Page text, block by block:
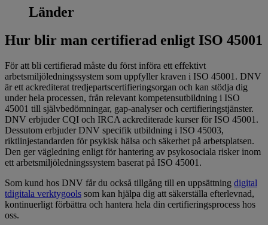
Länder
Hur blir man certifierad enligt ISO 45001
För att bli certifierad måste du först införa ett effektivt
arbetsmiljöledningssystem som uppfyller kraven i ISO 45001. DNV
är ett ackrediterat tredjepartscertifieringsorgan och kan stödja dig
under hela processen, från relevant kompetensutbildning i ISO
45001 till självbedömningar, gap-analyser och certifieringstjänster.
DNV erbjuder CQI och IRCA ackrediterade kurser för ISO 45001.
Dessutom erbjuder DNV specifik utbildning i ISO 45003,
riktlinjestandarden för psykisk hälsa och säkerhet på arbetsplatsen.
Den ger vägledning enligt för hantering av psykosociala risker inom
ett arbetsmiljöledningssystem baserat på ISO 45001.
Som kund hos DNV får du också tillgång till en uppsättning digital
tdigitala verktygools som kan hjälpa dig att säkerställa efterlevnad,
kontinuerligt förbättra och hantera hela din certifieringsprocess hos
oss.